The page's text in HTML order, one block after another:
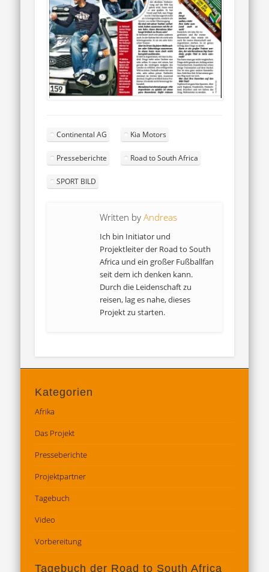
Continental AG Kia Motors
Presseberichte Road to South Africa
SPORT BILD
Written byAndreas
Ich bin Initiator und
Projektleiter der Road to South
Africa und ein großer Fußballfan
seit dem ich denken kann.
Durch die Leidenschaft zu
reisen, lag es nahe, dieses
Projekt zu starten.
Kategorien
Afrika
Das Projekt
Presseberichte
Projektpartner
Tagebuch
Video
Vorbereitung
Tagebuch der Road to South Africa